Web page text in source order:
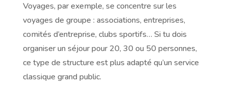
Voyages, par exemple, se concentre sur les
voyages de groupe : associations, entreprises,
comités d’entreprise, clubs sportifs… Si tu dois
organiser un séjour pour 20, 30 ou 50 personnes,
ce type de structure est plus adapté qu’un service
classique grand public.